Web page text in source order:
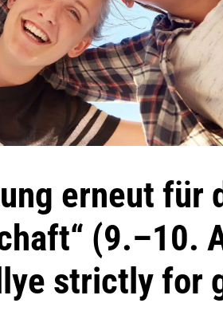
erneut für
(9.–10.
strictly for